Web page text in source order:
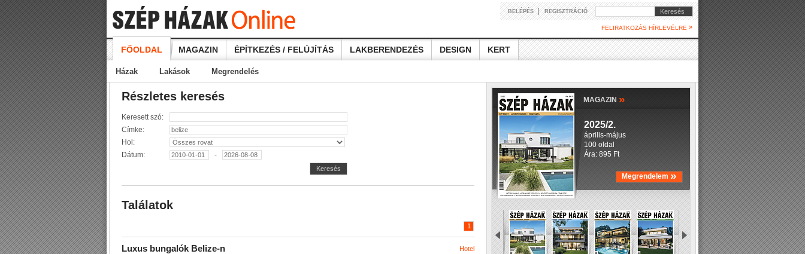
BELÉPÉS| REGISZTRÁCIÓ Keresés
FELIRATKOZÁS HÍRLEVÉLRE »
FŐOLDAL MAGAZIN ÉPÍTKEZÉS / FELÚJÍTÁS LAKBERENDEZÉS DESIGN KERT
Házak Lakások Megrendelés
Részletes keresés
Keresett szó:
Címke:
Hol:
Dátum:
-
Keresés
Találatok
1
Hotel
Luxus bungalók Belize-n
MAGAZIN »
2025/2.
április-május
100 oldal
Ára: 895 Ft
Megrendelem »